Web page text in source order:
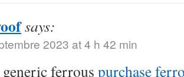
says:
2023 at 4 h 42 min
ferrous purchase